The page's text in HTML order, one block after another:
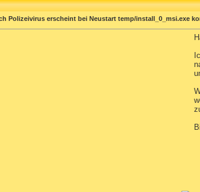
Polizeivirus erscheint bei Neustart temp/install_0_msi.exe